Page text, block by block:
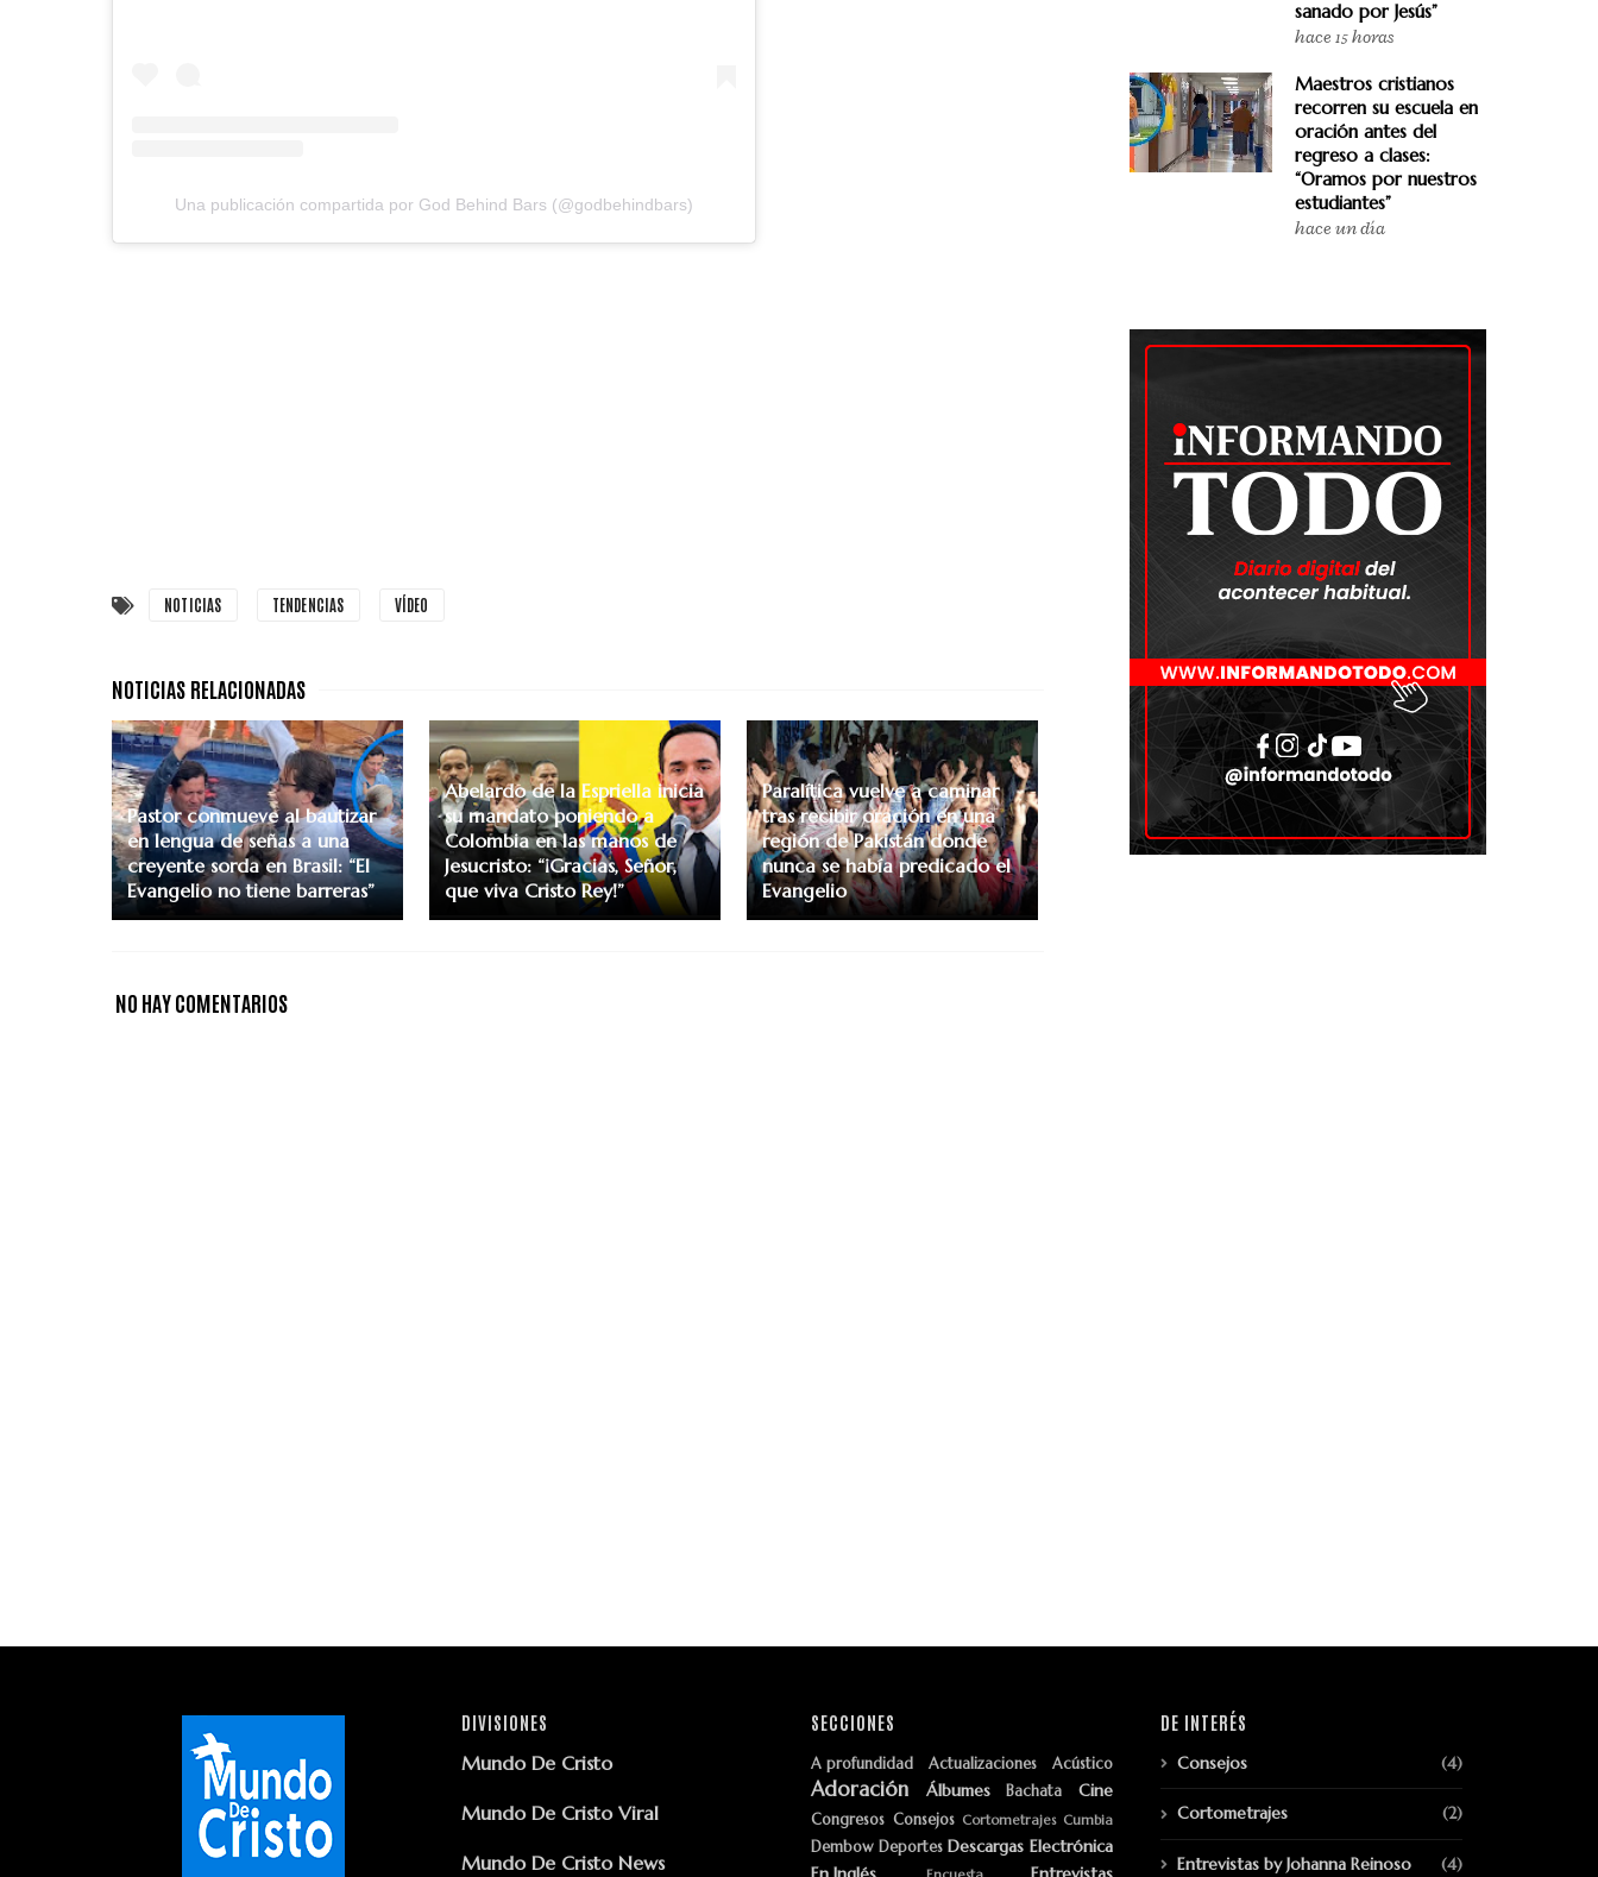
Una publicación compartida por God Behind Bars (@godbehindbars)
NOTICIAS TENDENCIAS VÍDEO
Pastor conmueve al bautizar
en lengua de señas a una
creyente sorda en Brasil: “El
Evangelio no tiene barreras”
Abelardo de la Espriella inicia
su mandato poniendo a
Colombia en las manos de
Jesucristo: “¡Gracias, Señor,
que viva Cristo Rey!”
Paralítica vuelve a caminar
tras recibir oración en una
región de Pakistán donde
nunca se había predicado el
Evangelio
NO HAY COMENTARIOS
sanado por Jesús”
hace 15 horas
Maestros cristianos
recorren su escuela en
oración antes del
regreso a clases:
“Oramos por nuestros
estudiantes”
hace un día
DIVISIONES
Mundo De Cristo
Mundo De Cristo Viral
Mundo De Cristo News
SECCIONES
A profundidad Actualizaciones Acústico
Adoración Álbumes Bachata Cine
Congresos Consejos Cortometrajes Cumbia
Dembow Deportes Descargas Electrónica
DE INTERÉS
Consejos (4)
Cortometrajes (2)
Entrevistas by Johanna Reinoso (4)